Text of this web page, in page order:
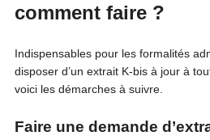
comment faire ?
Indispensables pour les formalités
disposer d’un extrait K-bis à jour à
voici les démarches à suivre.
Faire une demande